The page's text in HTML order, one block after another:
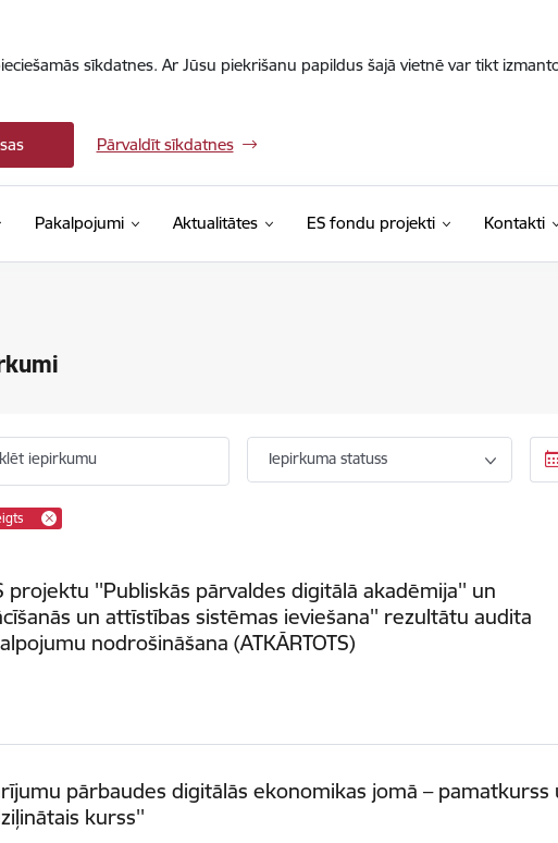
sīkdatnes. Ar Jūsu piekrišanu papildus šajā vietnē var tikt
Pārvaldīt sīkdatnes
Pakalpojumi Aktualitātes ES fondu projekti Kontakti
iepirkumu Iepirkuma statuss
projektu ''Publiskās pārvaldes digitālā akadēmija'' un
un attīstības sistēmas ieviešana'' rezultātu audita
nodrošināšana (ATKĀRTOTS)
pārbaudes digitālās ekonomikas jomā – pamatkurss
kurss''